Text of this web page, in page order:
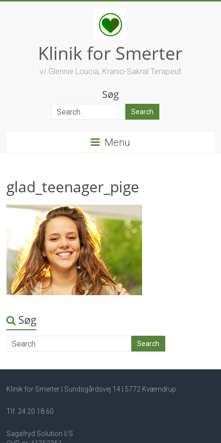
Klinik for Smerter
v/ Glennie Loucia, Kranio-Sakral Terapeut
Søg
Menu
glad_teenager_pige
Søg
Klinik for Smerter | Sundsgårdsvej 14 | 5772 Kværndrup
Tlf. 24 20 18 60
Sagafryd Solution I/S